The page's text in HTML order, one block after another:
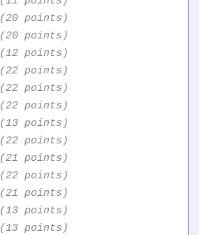
(20 points)
(20 points)
(12 points)
(22 points)
(22 points)
(22 points)
(13 points)
(22 points)
(21 points)
(22 points)
(21 points)
(13 points)
(13 points)